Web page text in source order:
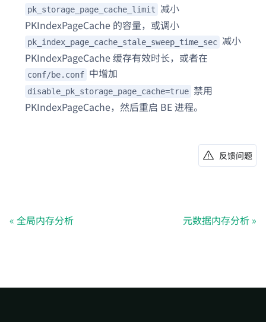
pk_storage_page_cache_limit
减小
PKIndexPageCache 的容量，或调小
pk_index_page_cache_stale_sweep_time_sec 减小
PKIndexPageCache 缓存有效时长，或者在
conf/be.conf 中增加
disable_pk_storage_page_cache=true 禁用
PKIndexPageCache，然后重启 BE 进程。
反馈问题
全局内存分析 元数据内存分析